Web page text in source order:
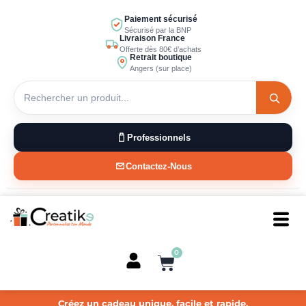
Paiement sécurisé
Sécurisé par la BNP
Livraison France
Offerte dès 80€ d’achats
Retrait boutique
Angers (sur place)
Professionnels
Contactez-Nous
0
Panier
Créez un cadeau unique, facile et rapide.